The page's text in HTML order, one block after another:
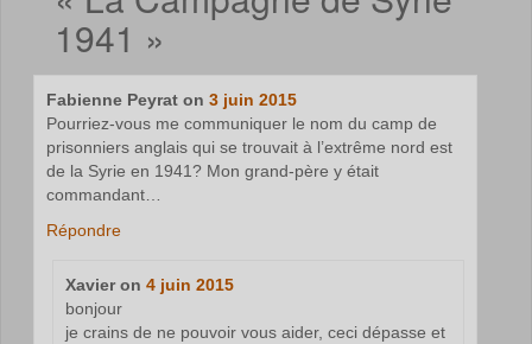
1941 »
Fabienne Peyrat on3 juin 2015
Pourriez-vous me communiquer le nom du camp de
prisonniers anglais qui se trouvait à l’extrême nord est
de la Syrie en 1941? Mon grand-père y était
commandant…
Répondre
Xavieron 4 juin 2015
bonjour
je crains de ne pouvoir vous aider, ceci dépasse et